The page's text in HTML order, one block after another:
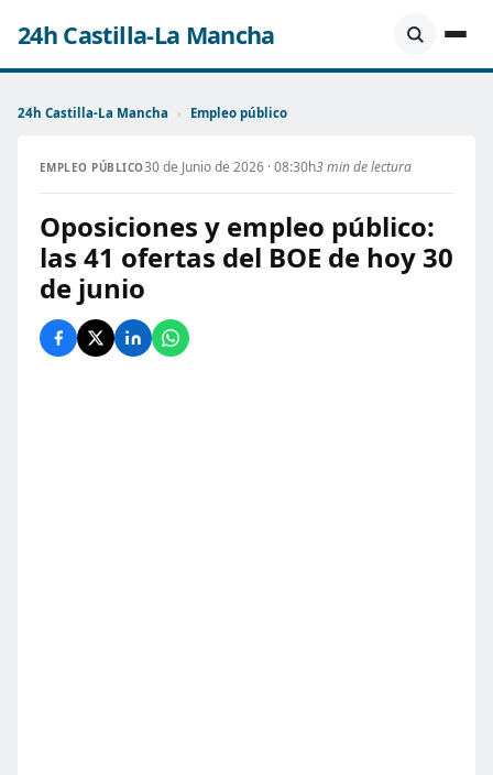
24h Castilla-La Mancha
24h Castilla-La Mancha › Empleo público
EMPLEO PÚBLICO30 de Junio de 2026 · 08:30h3 min de lectura
Oposiciones y empleo público:
las 41 ofertas del BOE de hoy 30
de junio